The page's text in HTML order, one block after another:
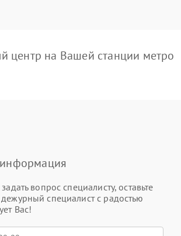
центр на Вашей станции метро
вопрос специалисту, оставьте
специалист с радостью
Вас!